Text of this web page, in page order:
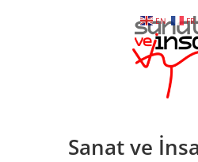
Sanat ve
EN FR